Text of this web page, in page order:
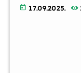
PROPUSTILI STE
today 17.09.2025.